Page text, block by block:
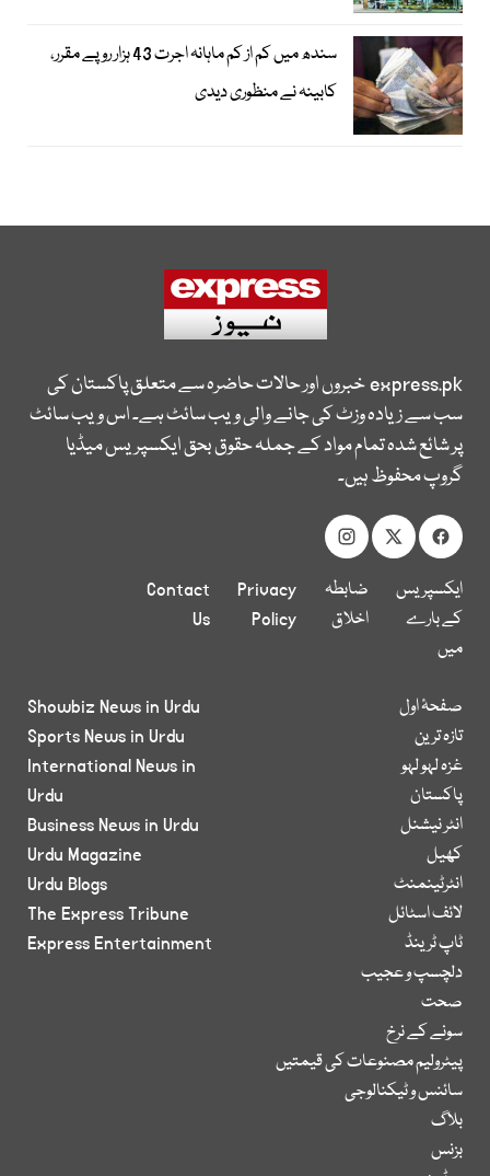
سندھ میں کم از کم ماہانہ اجرت 43 ہزار روپے مقرر،
کابینہ نے منظوری دیدی
express.pkخبروں اور حالات حاضرہ سے متعلق پاکستان کی
سب سے زیادہ وزٹ کی جانے والی ویب سائٹ ہے۔ اس ویب سائٹ
پر شائع شدہ تمام مواد کے جملہ حقوق بحق ایکسپریس میڈیا
گروپ محفوظ ہیں۔
ایکسپریس
کے بارے
میں
ضابطہ
اخلاق
Privacy
Policy
Contact
Us
صفحۂ اول
تازہ ترین
غزہ لہو لہو
پاکستان
انٹر نیشنل
کھیل
انٹرٹینمنٹ
لائف اسٹائل
ٹاپ ٹرینڈ
دلچسپ و عجیب
صحت
سونے کے نرخ
پیٹرولیم مصنوعات کی قیمتیں
سائنس و ٹیکنالوجی
بلاگ
بزنس
Showbiz News in Urdu
Sports News in Urdu
International News in
Urdu
Business News in Urdu
Urdu Magazine
Urdu Blogs
The Express Tribune
Express Entertainment